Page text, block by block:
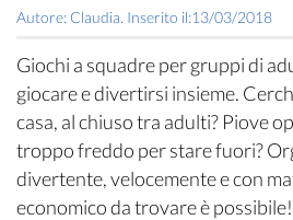
Autore: Claudia. Inserito il:13/03/2018
Giochi a squadre per gruppi di
giocare e divertirsi insieme.
casa, al chiuso tra adulti? Piove
troppo freddo per stare fuori?
divertente, velocemente e con
economico da trovare è